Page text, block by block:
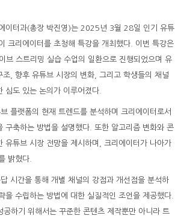
이터과(총장 박진영)는 2025년 3월 28일 인기 유튜
크리에이터를 초청해 특강을 개최했다. 이번 특강은
브 스트리밍 실습 수업의 일환으로 진행되었으며 유
조, 향후 유튜브 시장의 변화, 그리고 학생들의 채널
심도 있는 논의가 이루어졌다.
플랫폼의 현재 트렌드를 분석하며 크리에이터로서
구축하는 방법을 설명했다. 또한 알고리즘 변화와 콘
유튜브 시장 전망을 제시하며, 크리에이터가 나아가
밝혔다.
시간을 통해 개별 채널의 강점과 개선점을 분석하
을 수립하는 방법에 대한 실질적인 조언을 제공했다.
공하기 위해서는 꾸준한 콘텐츠 제작뿐만 아니라 트